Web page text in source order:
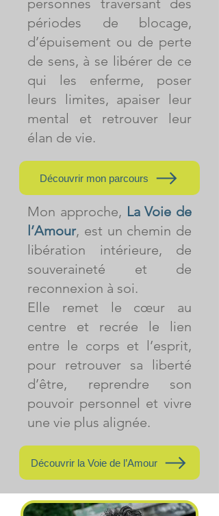
personnes traversant des
périodes de blocage,
d’épuisement ou de perte
de sens, à se libérer de ce
qui les enferme, poser
leurs limites, apaiser leur
mental et retrouver leur
élan de vie.
Découvrir mon parcours
Mon approche, La Voie de
l’Amour, est un chemin de
libération intérieure, de
souveraineté et de
reconnexion à soi.
Elle remet le cœur au
centre et recrée le lien
entre le corps et l’esprit,
pour retrouver sa liberté
d’être, reprendre son
pouvoir personnel et vivre
une vie plus alignée.
Découvrir la Voie de l’Amour